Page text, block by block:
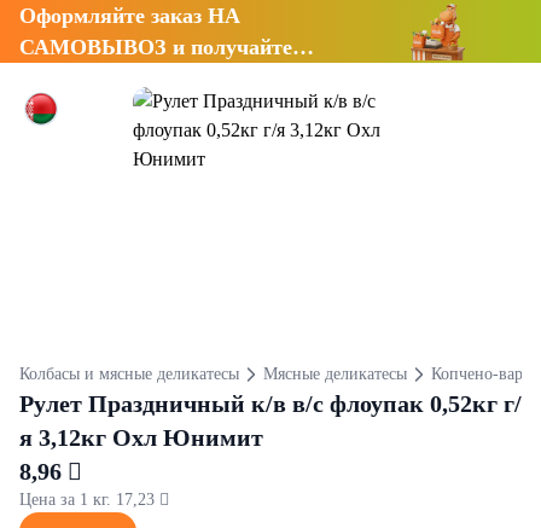
Оформляйте заказ НА
САМОВЫВОЗ и получайте
Колбасы и мясные деликатесы Мясные деликатесы Копчено-
Рулет Праздничный к/в в/с флоупак 0,52кг г/
я 3,12кг Охл Юнимит
8,96 
Цена за 1 кг. 17,23 